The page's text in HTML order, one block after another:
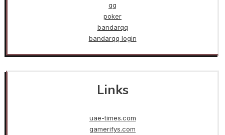
qq
poker
bandarqq
bandarqq login
Links
uae-times.com
gamerifys.com